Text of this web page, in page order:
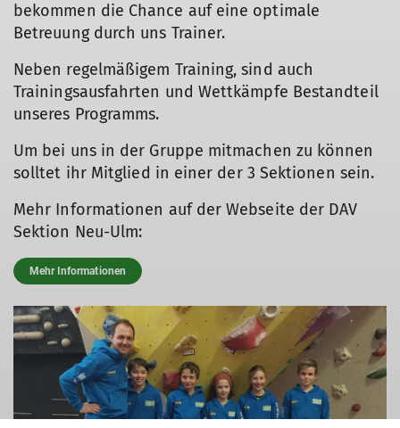
bekommen die Chance auf eine optimale
Betreuung durch uns Trainer.
Neben regelmäßigem Training, sind auch
Trainingsausfahrten und Wettkämpfe Bestandteil
unseres Programms.
Um bei uns in der Gruppe mitmachen zu können
solltet ihr Mitglied in einer der 3 Sektionen sein.
Mehr Informationen auf der Webseite der DAV
Sektion Neu-Ulm:
Mehr Informationen